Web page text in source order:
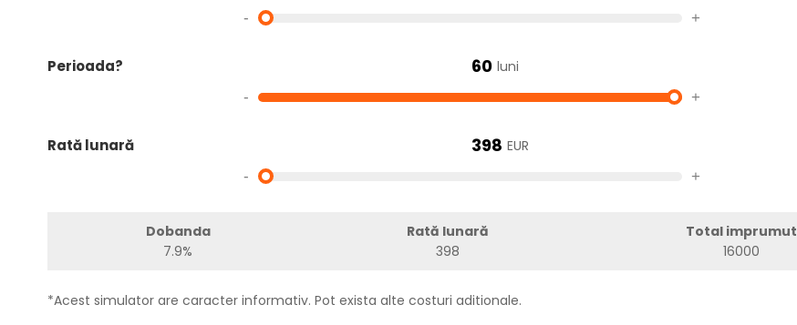
- +
Perioada? 60 luni
- +
Rată lunară 398 EUR
- +
Dobanda
7.9%
Rată lunară
398
Total imprumut
16000
*Acest simulator are caracter informativ. Pot exista alte costuri aditionale.